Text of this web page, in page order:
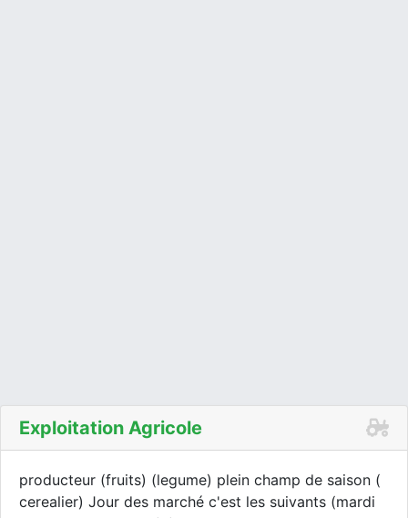
Exploitation Agricole
producteur (fruits) (legume) plein champ de saison (
cerealier) Jour des marché c'est les suivants (mardi